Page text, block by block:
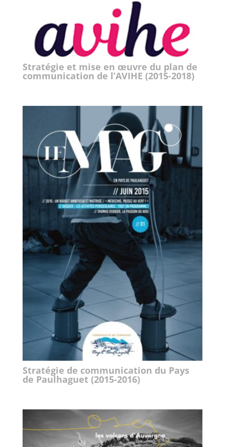
Stratégie et mise en œuvre du plan de
communication de l’AVIHE (2015-2018)
Stratégie de communication du Pays
de Paulhaguet (2015-2016)